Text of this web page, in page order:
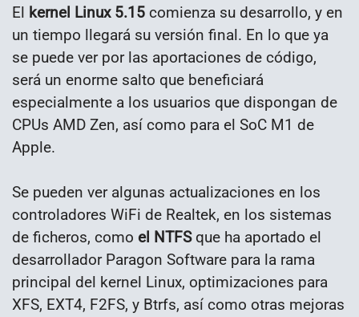
El kernel Linux 5.15 comienza su desarrollo, y en
un tiempo llegará su versión final. En lo que ya
se puede ver por las aportaciones de código,
será un enorme salto que beneficiará
especialmente a los usuarios que dispongan de
CPUs AMD Zen, así como para el SoC M1 de
Apple.
Se pueden ver algunas actualizaciones en los
controladores WiFi de Realtek, en los sistemas
de ficheros, como el NTFSque ha aportado el
desarrollador Paragon Software para la rama
principal del kernel Linux, optimizaciones para
XFS, EXT4, F2FS, y Btrfs, así como otras mejoras